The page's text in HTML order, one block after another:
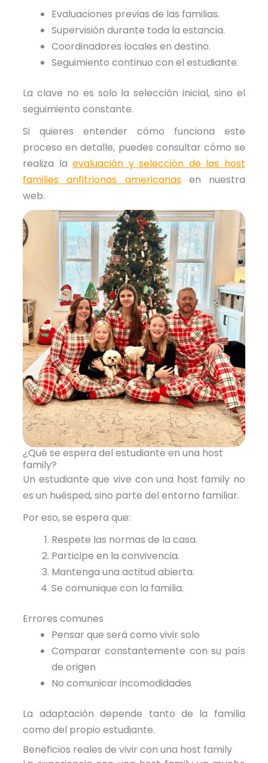
Evaluaciones previas de las familias.
Supervisión durante toda la estancia.
Coordinadores locales en destino.
Seguimiento continuo con el estudiante.
La clave no es solo la selección inicial, sino el
seguimiento constante.
Si quieres entender cómo funciona este
proceso en detalle, puedes consultar cómo se
realiza laevaluación y selección de las host
families anfitrionas americanasen nuestra
web.
¿Qué se espera del estudiante en una host
family?
Un estudiante que vive con una host family no
es un huésped, sino parte del entorno familiar.
Por eso, se espera que:
Respete las normas de la casa.
Participe en la convivencia.
Mantenga una actitud abierta.
Se comunique con la familia.
Errores comunes
Pensar que será como vivir solo
Comparar constantemente con su país
de origen
No comunicar incomodidades
La adaptación depende tanto de la familia
como del propio estudiante.
Beneficios reales de vivir con una host family